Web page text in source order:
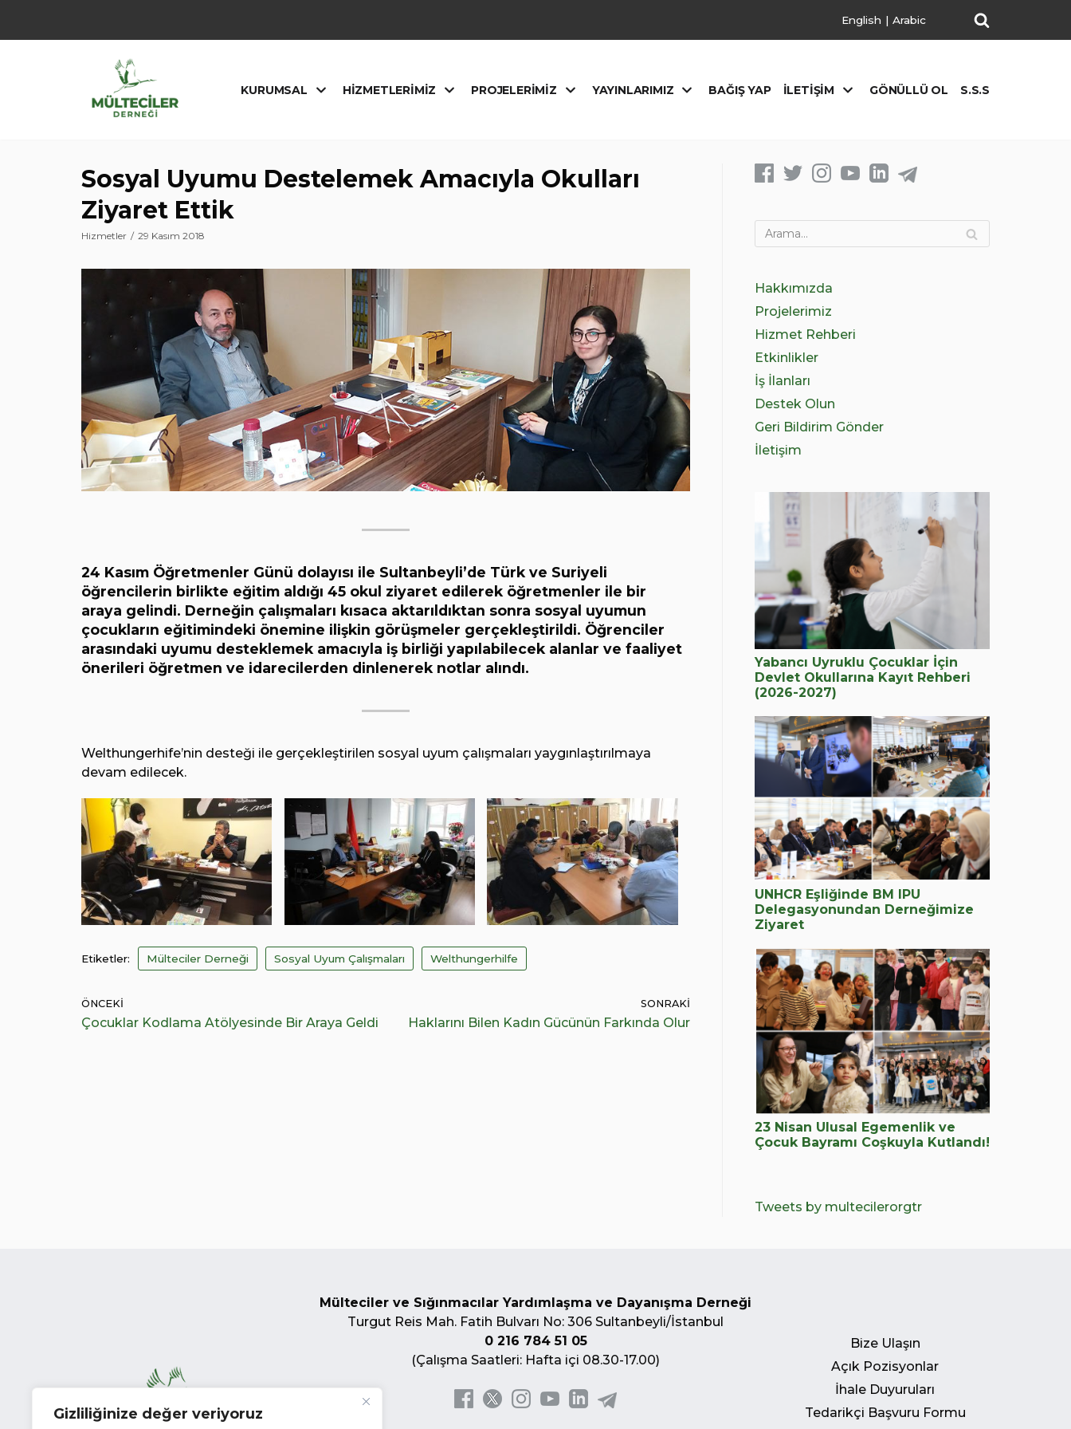
Gizliliğinize değer veriyoruz
geç
English | Arabic
KURUMSAL HIZMETLERIMIZ PROJELERIMIZ YAYINLARIMIZ BAĞIŞ YAP İLETIŞIM GÖNÜLLÜ OL S.S.S
Sosyal Uyumu Destelemek Amacıyla Okulları
Ziyaret Ettik
Hizmetler 29 Kasım 2018
24 Kasım Öğretmenler Günü dolayısı ile Sultanbeyli’de Türk ve Suriyeli
öğrencilerin birlikte eğitim aldığı 45 okul ziyaret edilerek öğretmenler ile bir
araya gelindi. Derneğin çalışmaları kısaca aktarıldıktan sonra sosyal uyumun
çocukların eğitimindeki önemine ilişkin görüşmeler gerçekleştirildi. Öğrenciler
arasındaki uyumu desteklemek amacıyla iş birliği yapılabilecek alanlar ve faaliyet
önerileri öğretmen ve idarecilerden dinlenerek notlar alındı.
Welthungerhife’nin desteği ile gerçekleştirilen sosyal uyum çalışmaları yaygınlaştırılmaya
devam edilecek.
Etiketler: Mülteciler Derneği Sosyal Uyum Çalışmaları Welthungerhilfe
ÖNCEKI
Çocuklar Kodlama Atölyesinde Bir Araya Geldi
SONRAKI
Haklarını Bilen Kadın Gücünün Farkında Olur
Hakkımızda
Projelerimiz
Hizmet Rehberi
Etkinlikler
İş İlanları
Destek Olun
Geri Bildirim Gönder
İletişim
Yabancı Uyruklu Çocuklar İçin
Devlet Okullarına Kayıt Rehberi
(2026-2027)
UNHCR Eşliğinde BM IPU
Delegasyonundan Derneğimize
Ziyaret
23 Nisan Ulusal Egemenlik ve
Çocuk Bayramı Coşkuyla Kutlandı!
Tweets by multecilerorgtr
Mülteciler ve Sığınmacılar Yardımlaşma ve Dayanışma Derneği
Turgut Reis Mah. Fatih Bulvarı No: 306 Sultanbeyli/İstanbul
0 216 784 51 05
(Çalışma Saatleri: Hafta içi 08.30-17.00)
Bize Ulaşın
Açık Pozisyonlar
İhale Duyuruları
Tedarikçi Başvuru Formu